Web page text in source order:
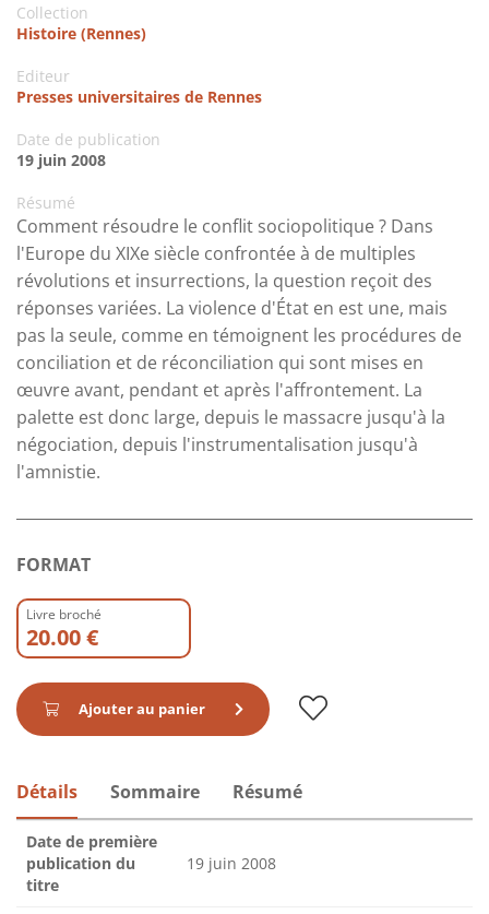
Collection
Histoire (Rennes)
Editeur
Presses universitaires de Rennes
Date de publication
19 juin 2008
Résumé
Comment résoudre le conflit sociopolitique ? Dans
l'Europe du XIXe siècle confrontée à de multiples
révolutions et insurrections, la question reçoit des
réponses variées. La violence d'État en est une, mais
pas la seule, comme en témoignent les procédures de
conciliation et de réconciliation qui sont mises en
œuvre avant, pendant et après l'affrontement. La
palette est donc large, depuis le massacre jusqu'à la
négociation, depuis l'instrumentalisation jusqu'à
l'amnistie.
FORMAT
Livre broché
20.00 €
Ajouter au panier
Détails Sommaire Résumé
Date de première
publication du
titre
19 juin 2008